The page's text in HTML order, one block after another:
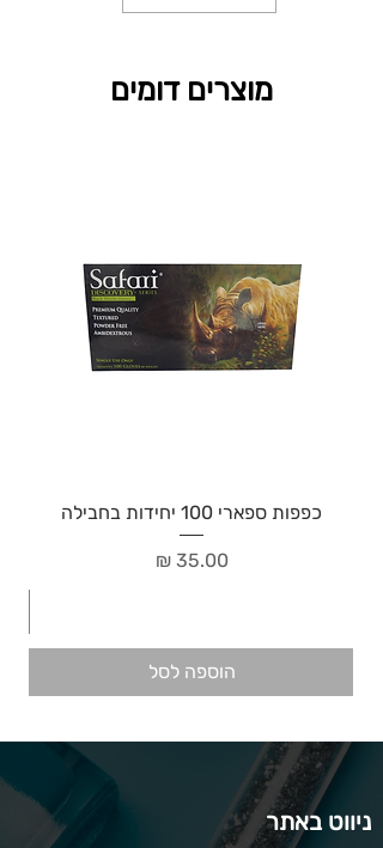
מוצרים דומים
כפפות ספארי 100 יחידות בחבילה
מחיר‏35.00 ‏₪
הוספה לסל
ניווט באתר